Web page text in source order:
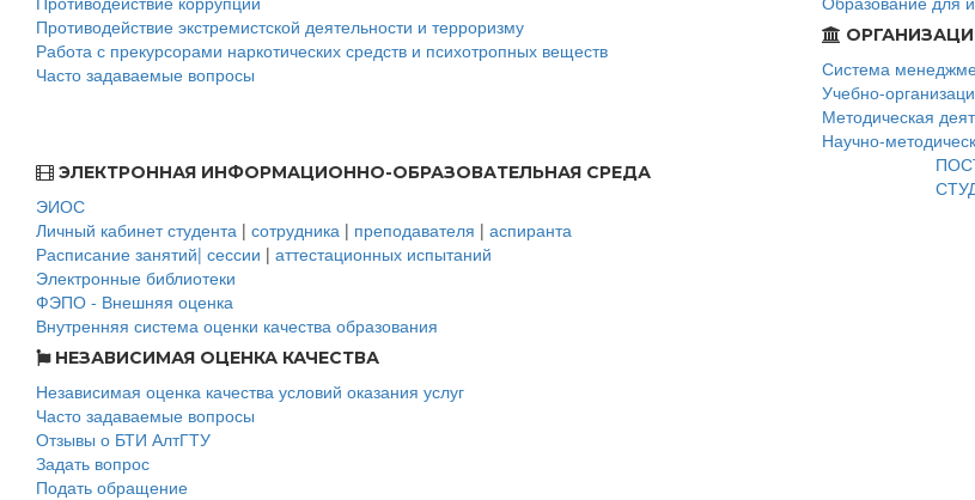
Противодействие экстремистской деятельности и терроризму
Работа с прекурсорами наркотических средств и психотропных веществ
Часто задаваемые вопросы
Система
Учебно-
Методическая
Научно-
ЭЛЕКТРОННАЯ ИНФОРМАЦИОННО-ОБРАЗОВАТЕЛЬНАЯ СРЕДА
ЭИОС
Личный кабинет студента | сотрудника | преподавателя | аспиранта
Расписание занятий| сессии | аттестационных испытаний
Электронные библиотеки
ФЭПО - Внешняя оценка
Внутренняя система оценки качества образования
НЕЗАВИСИМАЯ ОЦЕНКА КАЧЕСТВА
Независимая оценка качества условий оказания услуг
Часто задаваемые вопросы
Отзывы о БТИ АлтГТУ
Задать вопрос
Подать обращение